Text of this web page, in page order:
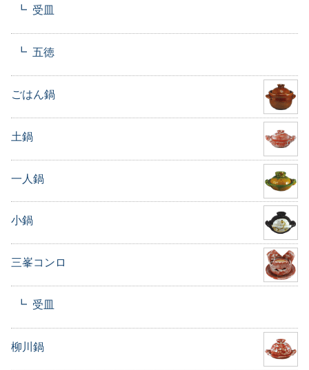
受皿
五徳
ごはん鍋
土鍋
一人鍋
小鍋
三峯コンロ
受皿
柳川鍋